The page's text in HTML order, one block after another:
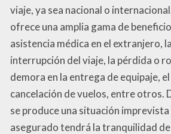
viaje, ya sea nacional o
ofrece una amplia gama de
asistencia médica en el extranjero,
interrupción del viaje, la pérdida o
demora en la entrega de equipaje,
cancelación de vuelos, entre otros.
se produce una situación
asegurado tendrá la tranquilidad